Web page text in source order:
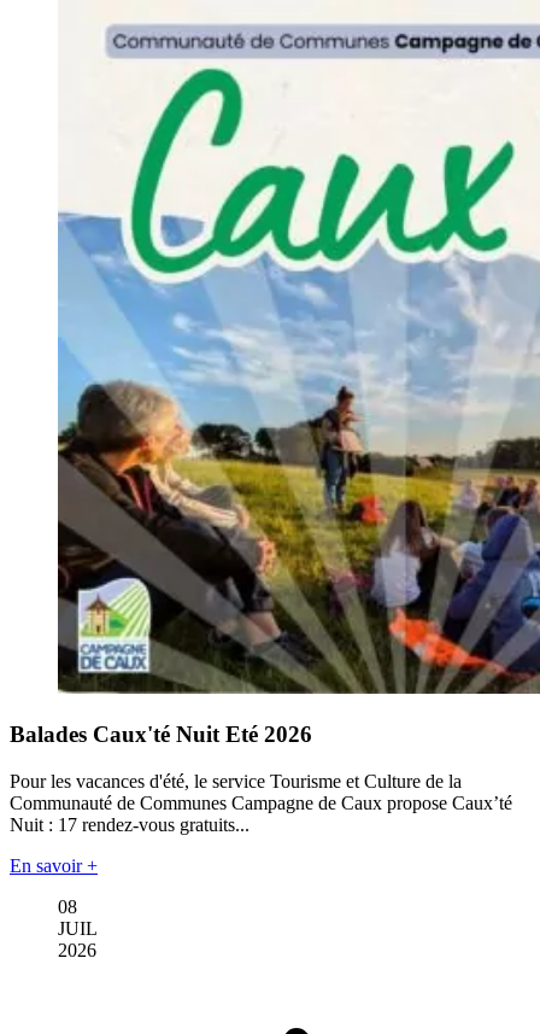
Balades Caux'té Nuit Eté 2026
Pour les vacances d'été, le service Tourisme et Culture de la
Communauté de Communes Campagne de Caux propose Caux’té
Nuit : 17 rendez-vous gratuits...
En savoir +
08
JUIL
2026